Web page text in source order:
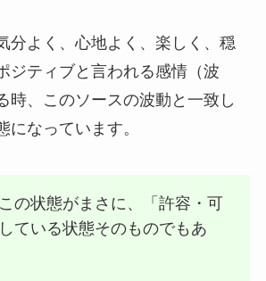
分よく、心地よく、楽しく、穏
ジティブと言われる感情（波
時、このソースの波動と一致し
になっています。
の状態がまさに、「許容・可
ている状態そのものでもあ